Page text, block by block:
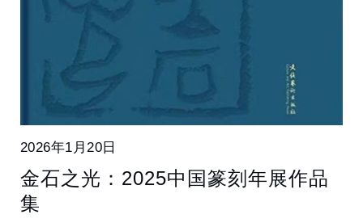
2026年1月20日
金石之光：2025中国篆刻年展作品
集